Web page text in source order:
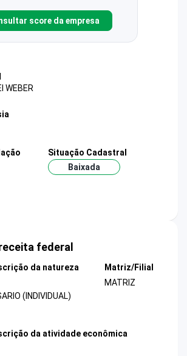
score da empresa
WEBER
Situação Cadastral
Baixada
federal
da natureza
(INDIVIDUAL)
Matriz/Filial
MATRIZ
da atividade econômica